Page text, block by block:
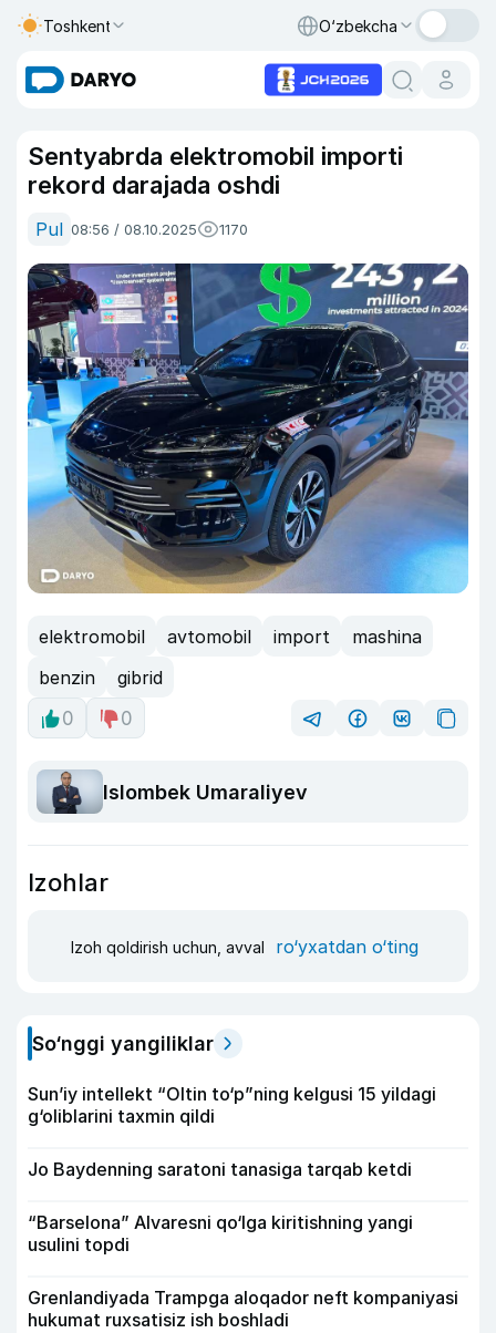
Toshkent O‘zbekcha
Sentyabrda elektromobil importi
rekord darajada oshdi
Pul 08:56 / 08.10.2025 1170
elektromobil avtomobil import
mashina
benzin
gibrid
0
0
Islombek Umaraliyev
Izohlar
Izoh qoldirish uchun, avval ro‘yxatdan o‘ting
So‘nggi yangiliklar
Sun’iy intellekt “Oltin to‘p”ning kelgusi 15 yildagi
g‘oliblarini taxmin qildi
Jo Baydenning saratoni tanasiga tarqab ketdi
“Barselona” Alvaresni qo‘lga kiritishning yangi
usulini topdi
Grenlandiyada Trampga aloqador neft kompaniyasi
hukumat ruxsatisiz ish boshladi